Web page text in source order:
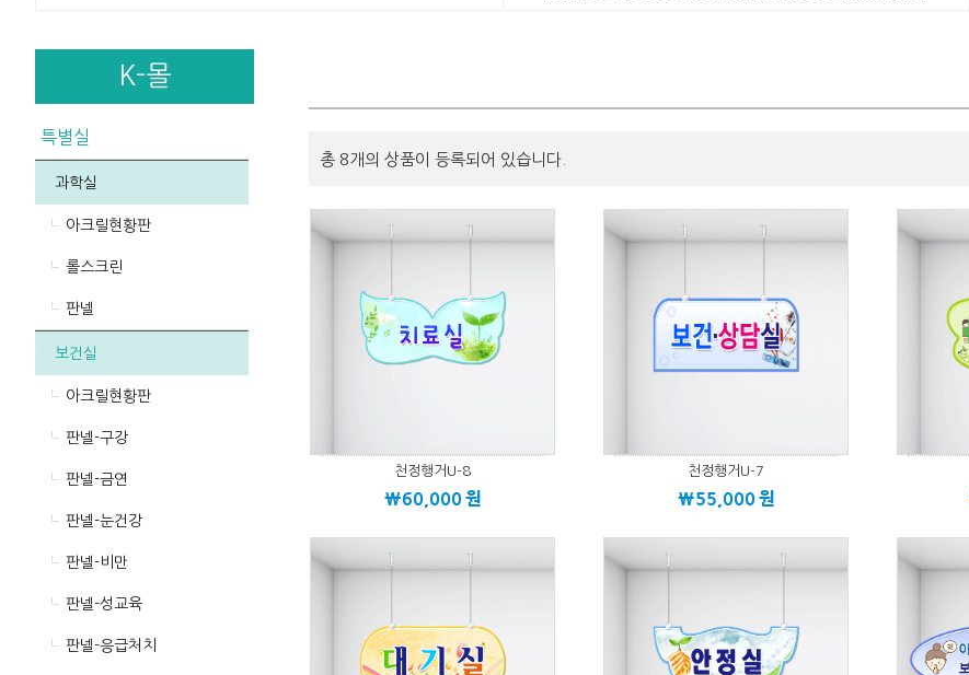
K-몰
특별실
과학실
아크릴현황판
롤스크린
판넬
보건실
아크릴현황판
판넬-구강
판넬-금연
판넬-눈건강
판넬-비만
판넬-성교육
판넬-응급처치
총 8개의 상품이 등록되어 있습니다.
천정행거U-8
\60,000원
천정행거U-7
\55,000원